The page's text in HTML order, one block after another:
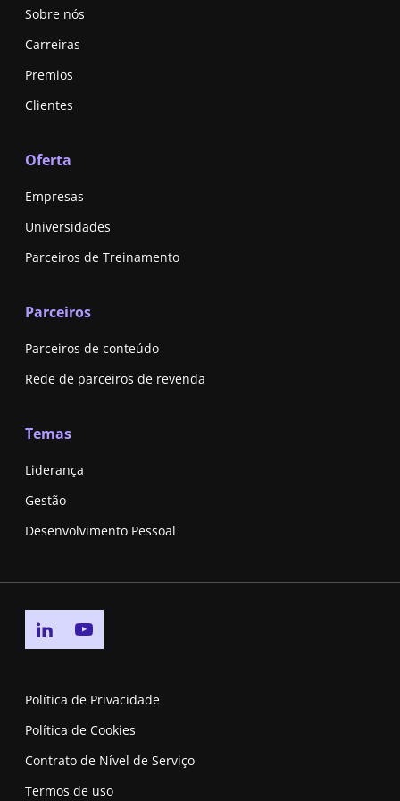
Sobre nós
Carreiras
Premios
Clientes
Oferta
Empresas
Universidades
Parceiros de Treinamento
Parceiros
Parceiros de conteúdo
Rede de parceiros de revenda
Temas
Liderança
Gestão
Desenvolvimento Pessoal
Go to linkedin page
Política de Privacidade
Política de Cookies
Contrato de Nível de Serviço
Termos de uso